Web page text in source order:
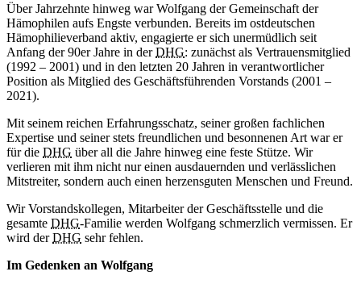
Über Jahrzehnte hinweg war Wolfgang der Gemeinschaft der
Hämophilen aufs Engste verbunden. Bereits im ostdeutschen
Hämophilieverband aktiv, engagierte er sich unermüdlich seit
Anfang der 90er Jahre in derDHG: zunächst als Vertrauensmitglied
(1992 – 2001) und in den letzten 20 Jahren in verantwortlicher
Position als Mitglied des Geschäftsführenden Vorstands (2001 –
2021).
Mit seinem reichen Erfahrungsschatz, seiner großen fachlichen
Expertise und seiner stets freundlichen und besonnenen Art war er
für die DHG über all die Jahre hinweg eine feste Stütze. Wir
verlieren mit ihm nicht nur einen ausdauernden und verlässlichen
Mitstreiter, sondern auch einen herzensguten Menschen und Freund.
Wir Vorstandskollegen, Mitarbeiter der Geschäftsstelle und die
gesamte DHG-Familie werden Wolfgang schmerzlich vermissen. Er
wird derDHG sehr fehlen.
Im Gedenken an Wolfgang